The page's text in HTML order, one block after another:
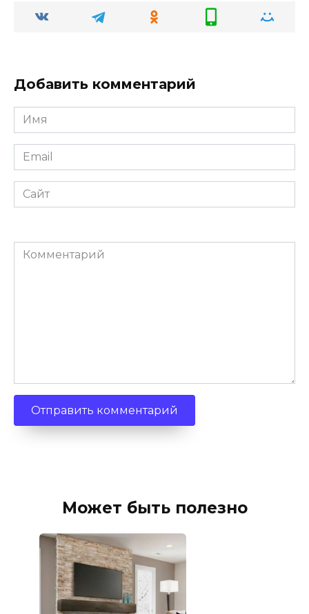
Добавить комментарий
Имя
*
Email
*
Сайт
Комментарий
Может быть полезно